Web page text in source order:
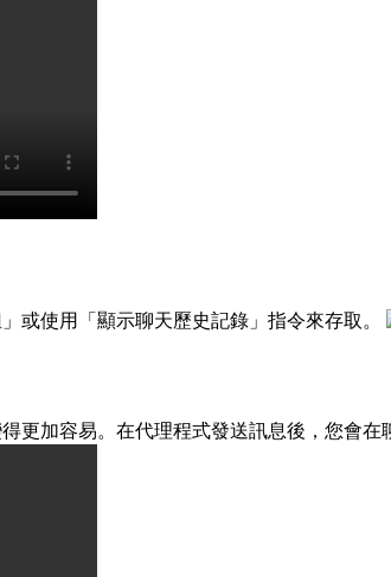
或使用「顯示聊天歷史記錄」指令來存取。
加容易。在代理程式發送訊息後，您會在